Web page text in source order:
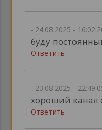
- 24.08.2025 -
буду
Ответить
- 23.08.2025 -
хороший канал
Ответить